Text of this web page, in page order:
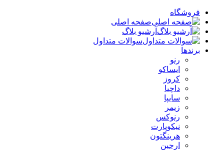
فروشگاه
صفحه اصلی
آرشیو بلاگ
سوالات متداول
برندها
رنو
ایساکو
کروز
داچیا
سایپا
زیمر
رنوکس
نیکوپارت
هرینگتون
ارجین